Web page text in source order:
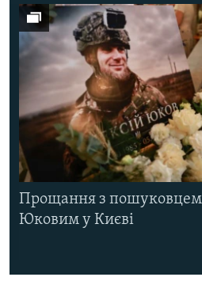
Прощання з пошуковцем
Юковим у Києві